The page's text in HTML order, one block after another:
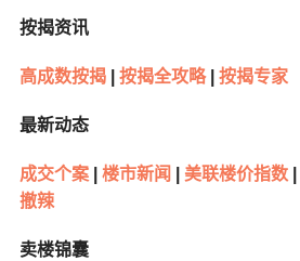
按揭资讯
高成数按揭| 按揭全攻略| 按揭专家
最新动态
成交个案| 楼市新闻 美联楼价指数|
撤辣
卖楼锦囊